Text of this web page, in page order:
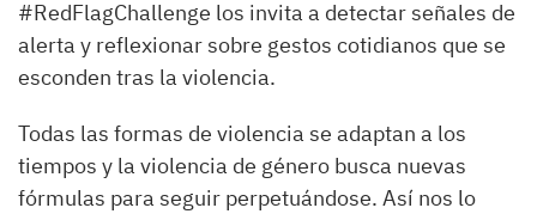
#RedFlagChallenge los invita a detectar señales de
alerta y reflexionar sobre gestos cotidianos que se
esconden tras la violencia.
Todas las formas de violencia se adaptan a los
tiempos y la violencia de género busca nuevas
fórmulas para seguir perpetuándose. Así nos lo